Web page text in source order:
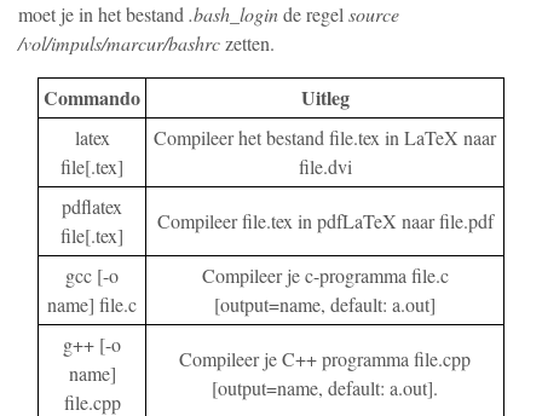
moet je in het bestand .bash_loginde regel source
/vol/impuls/marcur/bashrczetten.
Commando Uitleg
latex
file[.tex]
Compileer het bestand file.tex in LaTeX naar
file.dvi
pdflatex
file[.tex]
Compileer file.tex in pdfLaTeX naar file.pdf
gcc [-o
name] file.c
Compileer je c-programma file.c
[output=name, default: a.out]
g++ [-o
name]
file.cpp
Compileer je C++ programma file.cpp
[output=name, default: a.out].